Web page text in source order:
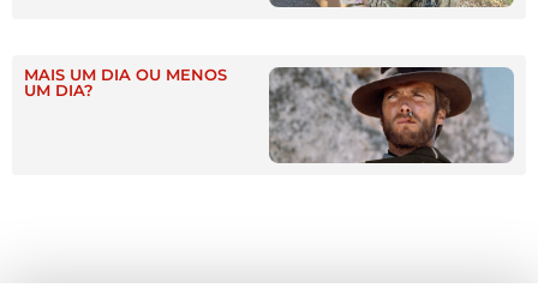
MAIS UM DIA OU MENOS
UM DIA?